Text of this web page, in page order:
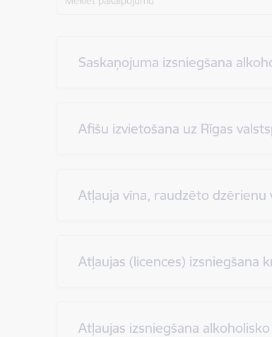
Saskaņojuma izsniegšana
Afišu izvietošana uz Rīgas
Atļauja vīna, raudzēto dzērienu
Atļaujas (licences) izsniegšana
Atļaujas izsniegšana